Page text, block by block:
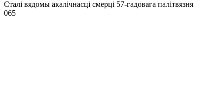
Сталі вядомы акалічнасці смерці 57-гадовага палітвязня
065